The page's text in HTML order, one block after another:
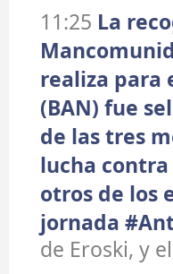
11:25 La
realiza para
(BAN) fue
de las tres
lucha
otros de los
jornada
de Eroski, y